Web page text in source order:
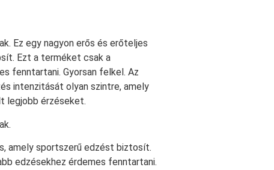
Ez egy nagyon erős és erőteljes
Ezt a terméket csak a
fenntartani. Gyorsan felkel. Az
intenzitását olyan szintre, amely
legjobb érzéseket.
amely sportszerű edzést biztosít.
edzésekhez érdemes fenntartani.